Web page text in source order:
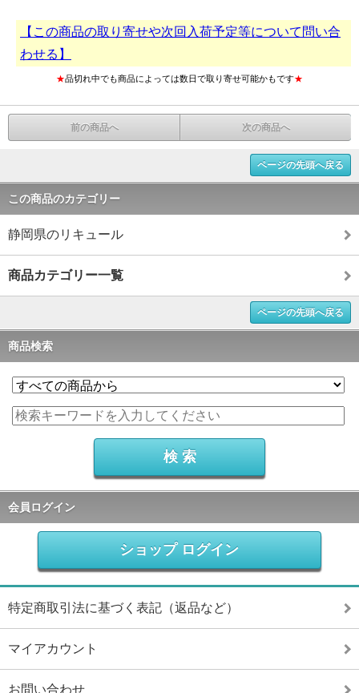
【この商品の取り寄せや次回入荷予定等について問い合
わせる】
★品切れ中でも商品によっては数日で取り寄せ可能かもです★
前の商品へ 次の商品へ
ページの先頭へ戻る
この商品のカテゴリー
静岡県のリキュール
商品カテゴリー一覧
ページの先頭へ戻る
商品検索
会員ログイン
ショップ ログイン
特定商取引法に基づく表記（返品など）
マイアカウント
お問い合わせ